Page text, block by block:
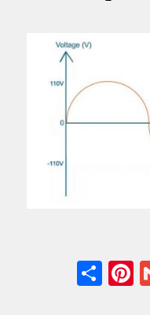
Gmail
Pinterest